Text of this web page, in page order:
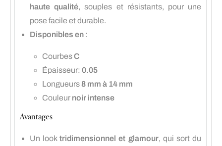
haute qualité, souples et résistants, pour une
pose facile et durable.
Disponibles en :
CourbesC
Épaisseur: 0.05
Longueurs8 mm à 14 mm
Couleur noir intense
Avantages
Un looktridimensionnel et glamour, qui sort du